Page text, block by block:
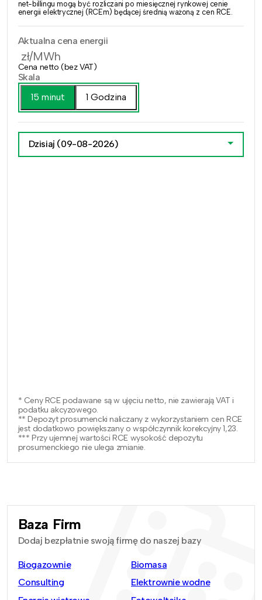
net-billingu mogą być rozliczani po miesięcznej rynkowej cenie
energii elektrycznej (RCEm) będącej średnią ważoną z cen RCE.
Aktualna cena energii
zł/MWh
Cena netto (bez VAT)
Skala
15 minut
1 Godzina
Dzisiaj (09-08-2026)
* Ceny RCE podawane są w ujęciu netto, nie zawierają VAT i
podatku akcyzowego.
** Depozyt prosumencki naliczany z wykorzystaniem cen RCE
jest dodatkowo powiększany o współczynnik korekcyjny 1,23.
*** Przy ujemnej wartości RCE wysokość depozytu
prosumenckiego nie ulega zmianie.
Baza Firm
Dodaj bezpłatnie swoją firmę do naszej bazy
Biogazownie
Biomasa
Consulting
Elektrownie wodne